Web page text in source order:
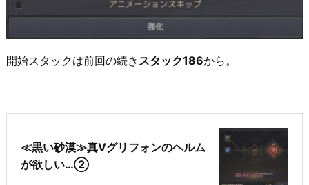
開始スタックは前回の続き スタック186から。
≪黒い砂漠≫真Ⅴグリフォンのヘルム
が欲しい…②